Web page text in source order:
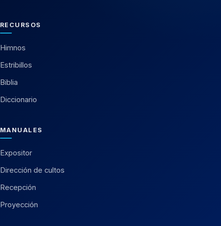
RECURSOS
Himnos
Estribillos
Biblia
Diccionario
MANUALES
Expositor
Dirección de cultos
Recepción
Proyección